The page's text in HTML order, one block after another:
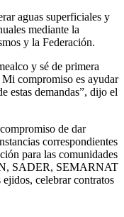
aguas superficiales y
mediante la
y la Federación.
y sé de primera
Mi compromiso es ayudar
estas demandas”, dijo el
de dar
correspondientes
para las comunidades
SADER, SEMARNAT
ejidos, celebrar contratos